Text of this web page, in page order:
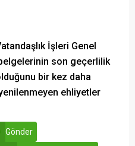
İşleri Genel
son geçerlilik
bir kez daha
ehliyetler
Gönder